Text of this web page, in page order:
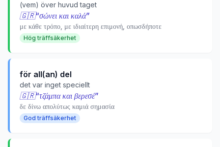
(vem) över huvud taget
🇬🇷“σώνει και καλά”
με κάθε τρόπο, με ιδιαίτερη επιμονή, οπωσδήποτε
Hög träffsäkerhet
för all(an) del
det var inget speciellt
🇬🇷“τζάμπα και βερεσέ”
δε δίνω απολύτως καμιά σημασία
God träffsäkerhet